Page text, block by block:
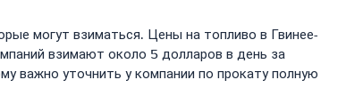
могут взиматься. Цены на топливо в Гвинее-
взимают около 5 долларов в день за
важно уточнить у компании по прокату полную